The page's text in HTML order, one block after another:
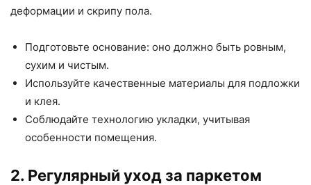
деформации и скрипу пола.
Подготовьте основание: оно должно быть ровным,
сухим и чистым.
Используйте качественные материалы для подложки
и клея.
Соблюдайте технологию укладки, учитывая
особенности помещения.
2. Регулярный уход за паркетом